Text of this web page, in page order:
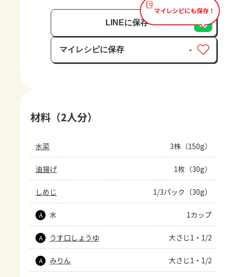
マイレシピにも保存！
LINEに保存
マイレシピに保存
保存済み
-
材料（2人分）
水菜 3株（150g）
油揚げ 1枚（30g）
しめじ 1/3パック（30g）
A 水 1カップ
A うす口しょうゆ 大さじ1・1/2
A みりん 大さじ1・1/2